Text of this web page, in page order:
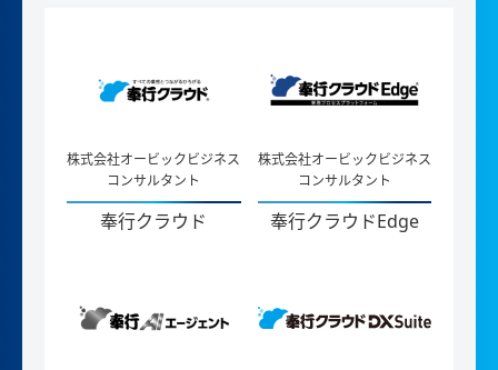
株式会社オービックビジネス
コンサルタント
奉行クラウド
株式会社オービックビジネス
コンサルタント
奉行クラウドEdge